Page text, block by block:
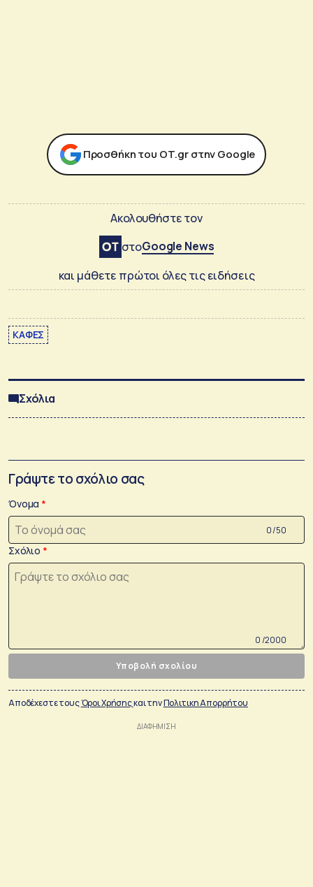
Προσθήκη του ΟΤ.gr στην Google
Ακολουθήστε τον
στοGoogle News
και μάθετε πρώτοι όλες τις ειδήσεις
ΚΑΦΕΣ
Σχόλια
Γράψτε το σχόλιο σας
Όνομα
0 /50
Σχόλιο
0 /2000
Υποβολή σχολίου
Αποδέχεστε τουςΌροι Χρήσηςκαι τηνΠολιτικη Απορρήτου